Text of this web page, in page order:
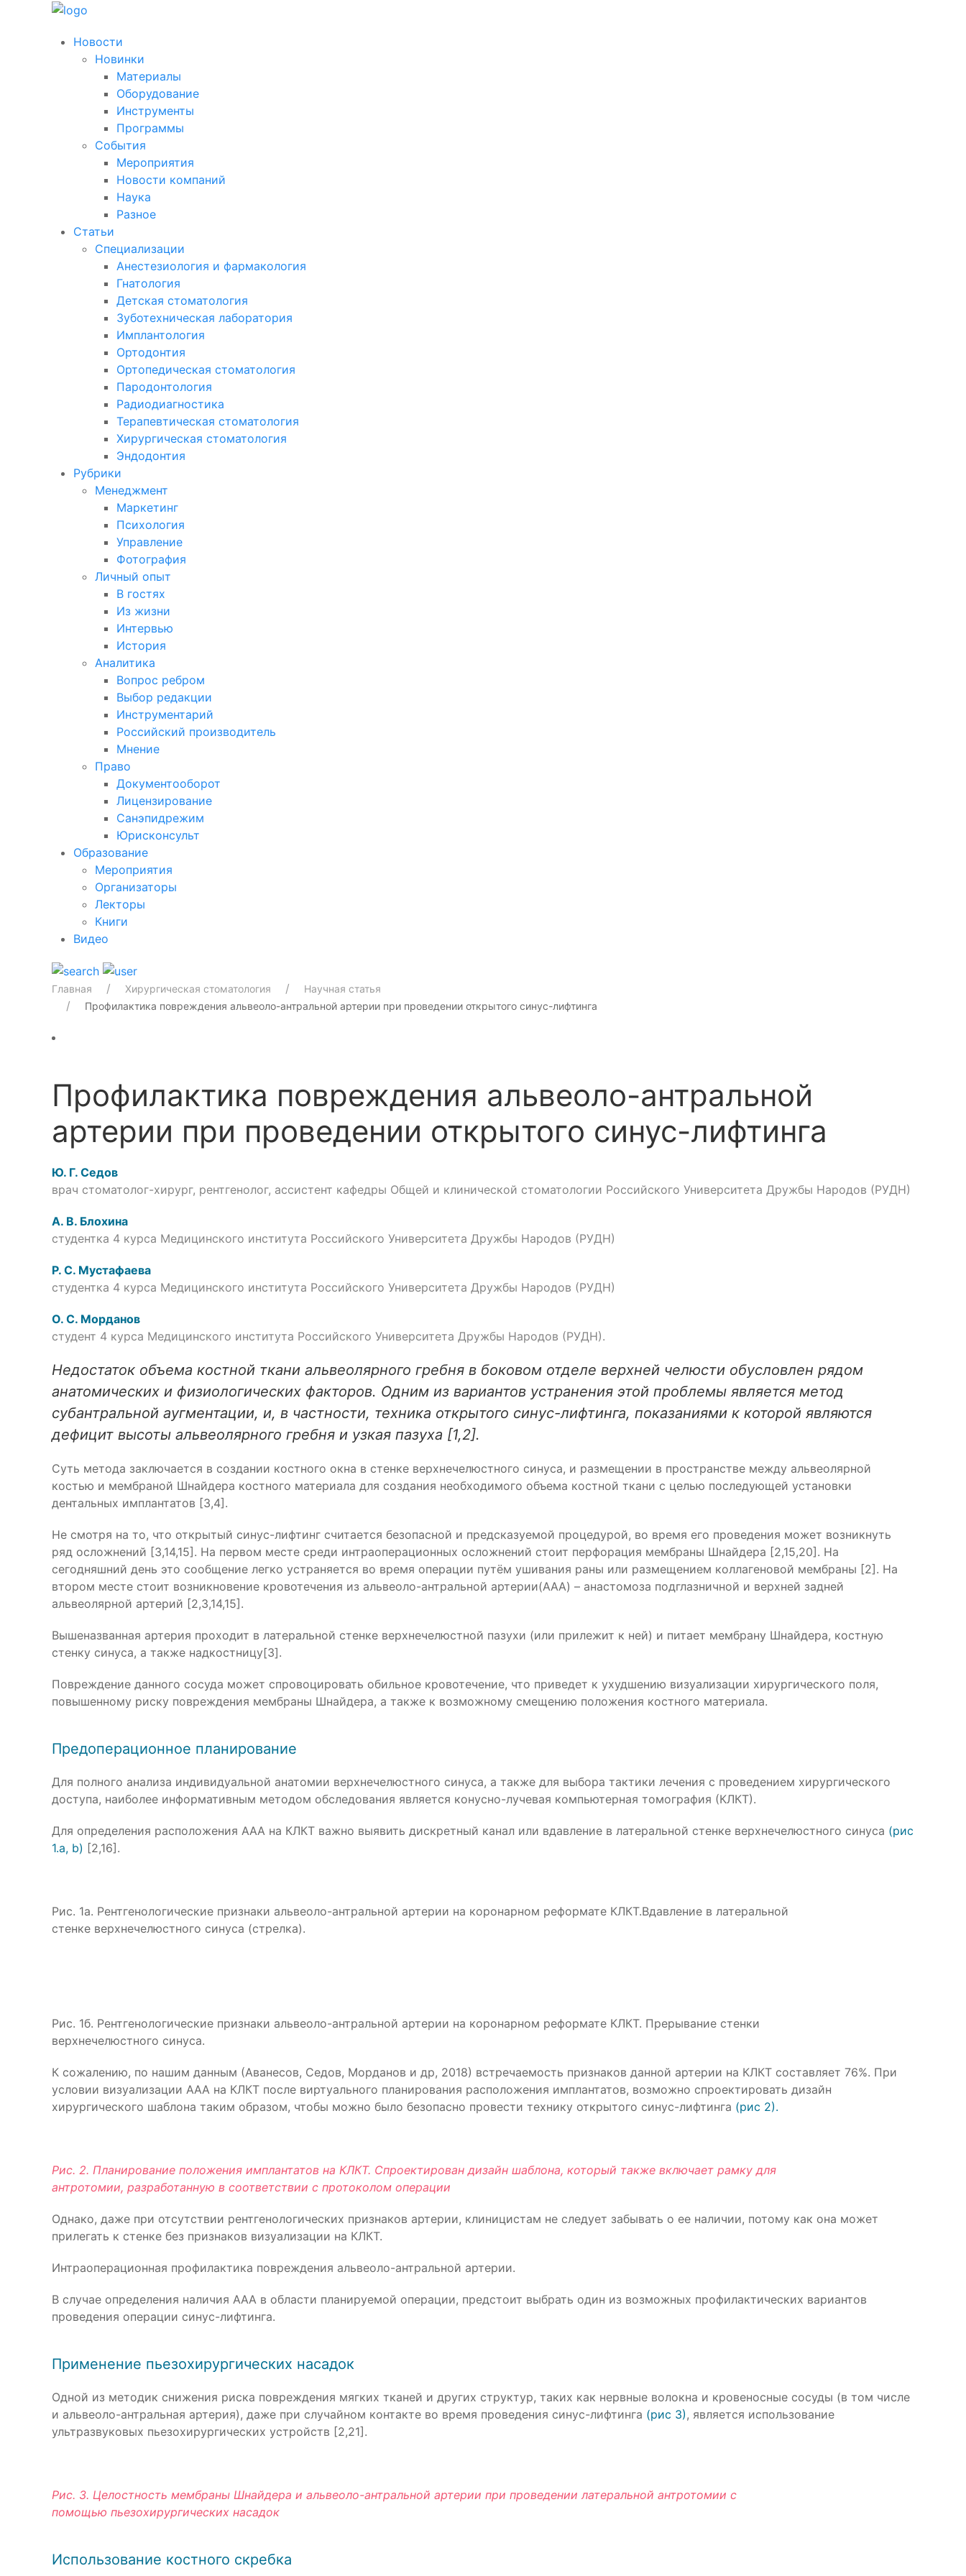
Новости
Новинки
Материалы
Оборудование
Инструменты
Программы
События
Мероприятия
Новости компаний
Наука
Разное
Статьи
Специализации
Анестезиология и фармакология
Гнатология
Детская стоматология
Зуботехническая лаборатория
Имплантология
Ортодонтия
Ортопедическая стоматология
Пародонтология
Радиодиагностика
Терапевтическая стоматология
Хирургическая стоматология
Эндодонтия
Рубрики
Менеджмент
Маркетинг
Психология
Управление
Фотография
Личный опыт
В гостях
Из жизни
Интервью
История
Аналитика
Вопрос ребром
Выбор редакции
Инструментарий
Российский производитель
Мнение
Право
Документооборот
Лицензирование
Санэпидрежим
Юрисконсульт
Образование
Мероприятия
Организаторы
Лекторы
Книги
Видео
Главная Хирургическая стоматология
Научная статья
Профилактика повреждения альвеоло-антральной артерии при проведении открытого синус-лифтинга
Профилактика повреждения альвеоло-антральной
артерии при проведении открытого синус-лифтинга
Ю. Г. Седов
врач стоматолог-хирург, рентгенолог, ассистент кафедры Общей и клинической стоматологии Российского Университета Дружбы Народов (РУДН)
А. В. Блохина
студентка 4 курса Медицинского института Российского Университета Дружбы Народов (РУДН)
Р. С. Мустафаева
студентка 4 курса Медицинского института Российского Университета Дружбы Народов (РУДН)
О. С. Морданов
студент 4 курса Медицинского института Российского Университета Дружбы Народов (РУДН).
Недостаток объема костной ткани альвеолярного гребня в боковом отделе верхней челюсти обусловлен рядом
анатомических и физиологических факторов. Одним из вариантов устранения этой проблемы является метод
субантральной аугментации, и, в частности, техника открытого синус-лифтинга, показаниями к которой являются
дефицит высоты альвеолярного гребня и узкая пазуха [1,2].
Суть метода заключается в создании костного окна в стенке верхнечелюстного синуса, и размещении в пространстве между альвеолярной
костью и мембраной Шнайдера костного материала для создания необходимого объема костной ткани с целью последующей установки
дентальных имплантатов [3,4].
Не смотря на то, что открытый синус-лифтинг считается безопасной и предсказуемой процедурой, во время его проведения может возникнуть
ряд осложнений [3,14,15]. На первом месте среди интраоперационных осложнений стоит перфорация мембраны Шнайдера [2,15,20]. На
сегодняшний день это сообщение легко устраняется во время операции путём ушивания раны или размещением коллагеновой мембраны [2]. На
втором месте стоит возникновение кровотечения из альвеоло-антральной артерии(ААА) – анастомоза подглазничной и верхней задней
альвеолярной артерий [2,3,14,15].
Вышеназванная артерия проходит в латеральной стенке верхнечелюстной пазухи (или прилежит к ней) и питает мембрану Шнайдера, костную
стенку синуса, а также надкостницу[3].
Повреждение данного сосуда может спровоцировать обильное кровотечение, что приведет к ухудшению визуализации хирургического поля,
повышенному риску повреждения мембраны Шнайдера, а также к возможному смещению положения костного материала.
Предоперационное планирование
Для полного анализа индивидуальной анатомии верхнечелюстного синуса, а также для выбора тактики лечения с проведением хирургического
доступа, наиболее информативным методом обследования является конусно-лучевая компьютерная томография (КЛКТ).
Для определения расположения ААА на КЛКТ важно выявить дискретный канал или вдавление в латеральной стенке верхнечелюстного синуса (рис
1.a, b) [2,16].
Рис. 1а. Рентгенологические признаки альвеоло-антральной артерии на коронарном реформате КЛКТ.Вдавление в латеральной
стенке верхнечелюстного синуса (стрелка).
Рис. 1б. Рентгенологические признаки альвеоло-антральной артерии на коронарном реформате КЛКТ. Прерывание стенки
верхнечелюстного синуса.
К сожалению, по нашим данным (Аванесов, Седов, Морданов и др, 2018) встречаемость признаков данной артерии на КЛКТ составляет 76%. При
условии визуализации ААА на КЛКТ после виртуального планирования расположения имплантатов, возможно спроектировать дизайн
хирургического шаблона таким образом, чтобы можно было безопасно провести технику открытого синус-лифтинга (рис 2).
Рис. 2. Планирование положения имплантатов на КЛКТ. Спроектирован дизайн шаблона, который также включает рамку для
антротомии, разработанную в соответствии с протоколом операции
Однако, даже при отсутствии рентгенологических признаков артерии, клиницистам не следует забывать о ее наличии, потому как она может
прилегать к стенке без признаков визуализации на КЛКТ.
Интраоперационная профилактика повреждения альвеоло-антральной артерии.
В случае определения наличия ААА в области планируемой операции, предстоит выбрать один из возможных профилактических вариантов
проведения операции синус-лифтинга.
Применение пьезохирургических насадок
Одной из методик снижения риска повреждения мягких тканей и других структур, таких как нервные волокна и кровеносные сосуды (в том числе
и альвеоло-антральная артерия), даже при случайном контакте во время проведения синус-лифтинга (рис 3), является использование
ультразвуковых пьезохирургических устройств [2,21].
Рис. 3. Целостность мембраны Шнайдера и альвеоло-антральной артерии при проведении латеральной антротомии с
помощью пьезохирургических насадок
Использование костного скребка